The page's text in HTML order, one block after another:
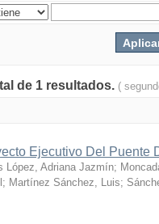
de 1 resultados. (
Ejecutivo Del Puente
López, Adriana Jazmín;
; Martínez Sánchez, Luis;